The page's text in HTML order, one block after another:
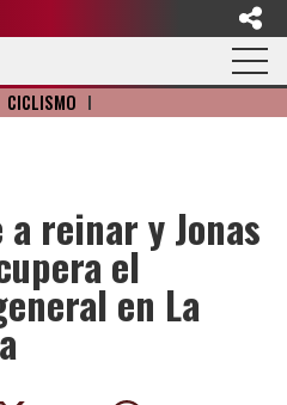
CICLISMO I
a reinar y Jonas
el
en La